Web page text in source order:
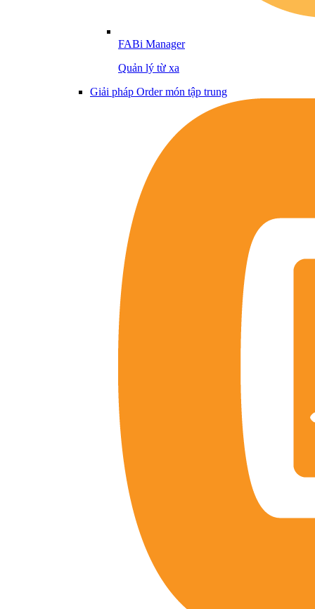
FABi Manager
Quản lý từ xa
Giải pháp Order món tập trung